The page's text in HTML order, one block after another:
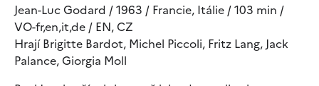
Jean-Luc Godard / 1963 / Francie, Itálie / 103 min /
VO-fr,en,it,de / EN, CZ
Hrají Brigitte Bardot, Michel Piccoli, Fritz Lang, Jack
Palance, Giorgia Moll